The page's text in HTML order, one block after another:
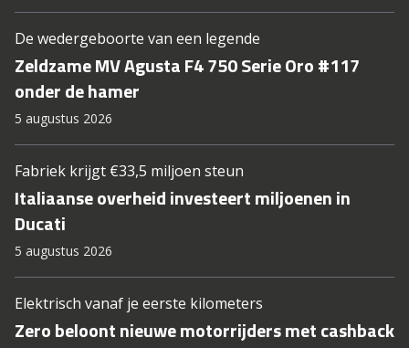
De wedergeboorte van een legende
Zeldzame MV Agusta F4 750 Serie Oro #117
onder de hamer
5 augustus 2026
Fabriek krijgt €33,5 miljoen steun
Italiaanse overheid investeert miljoenen in
Ducati
5 augustus 2026
Elektrisch vanaf je eerste kilometers
Zero beloont nieuwe motorrijders met cashback